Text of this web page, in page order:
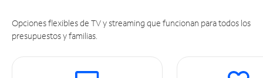
Opciones flexibles de TV y streaming que funcionan para todos los
presupuestos y familias.